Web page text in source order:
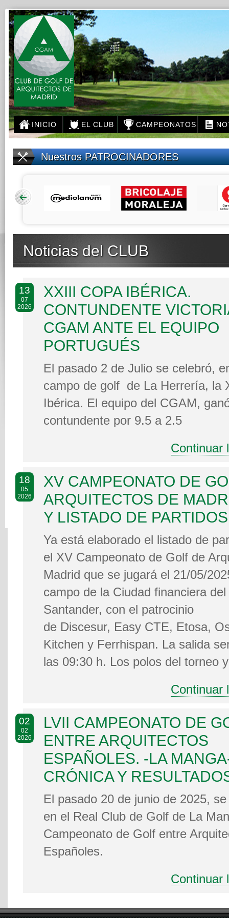
INICIO EL CLUB CAMPEONATOS
NuestrosPATROCINADORES
Noticias del CLUB
XXIII COPA IBÉRICA.
CONTUNDENTE
CGAM ANTE EL EQUIPO
PORTUGUÉS
13
07
2026
El pasado 2 de Julio se celebró,
campo de golf de La Herrería, la
Ibérica. El equipo del CGAM,
contundente por 9.5 a 2.5
Continuar
XV CAMPEONATO DE
ARQUITECTOS DE
Y LISTADO DE PARTIDOS
18
05
2026
Ya está elaborado el listado de
el XV Campeonato de Golf de
Madrid que se jugará el 21/05/
campo de la Ciudad financiera
Santander, con el patrocinio
de Discesur, Easy CTE, Etosa,
Kitchen y Ferrhispan. La salida
las 09:30 h. Los polos del torneo
Continuar
LVII CAMPEONATO DE
ENTRE ARQUITECTOS
ESPAÑOLES. -LA
CRÓNICA Y
02
02
2026
El pasado 20 de junio de 2025,
en el Real Club de Golf de La
Campeonato de Golf entre
Españoles.
Continuar